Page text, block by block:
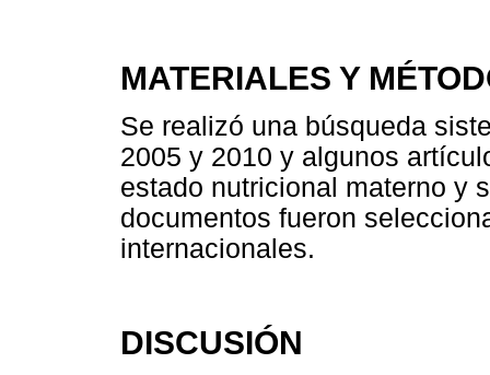
MATERIALES Y
Se realizó una búsqueda
2005 y 2010 y algunos
estado nutricional materno y
documentos fueron
internacionales.
DISCUSIÓN